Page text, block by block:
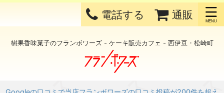
電話する 通販
樹果香味菓子のフランボワーズ - ケーキ販売カフェ - 西伊豆・松崎町